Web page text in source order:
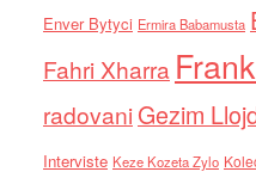
Enver Bytyci Ermira Babamusta
Fahri Xharra
radovaniGezim
Interviste Keze Kozeta Zylo